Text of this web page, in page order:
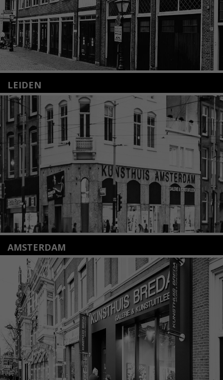
LEIDEN
Nieuwstraat 35
2312 KA Leiden
+31(0)71 – 52 84 480
info@kunsthuisleiden.nl
Lees meer
AMSTERDAM
Amstelveenseweg 135
1075 VX Amsterdam
+31 (0)20 2332546
info@kunsthuisamsterdam.nl
Lees meer